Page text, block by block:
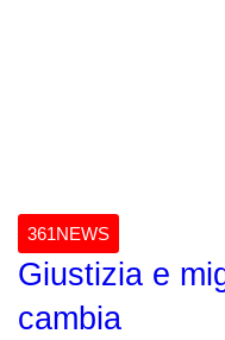
361NEWS
Giustizia e
cambia